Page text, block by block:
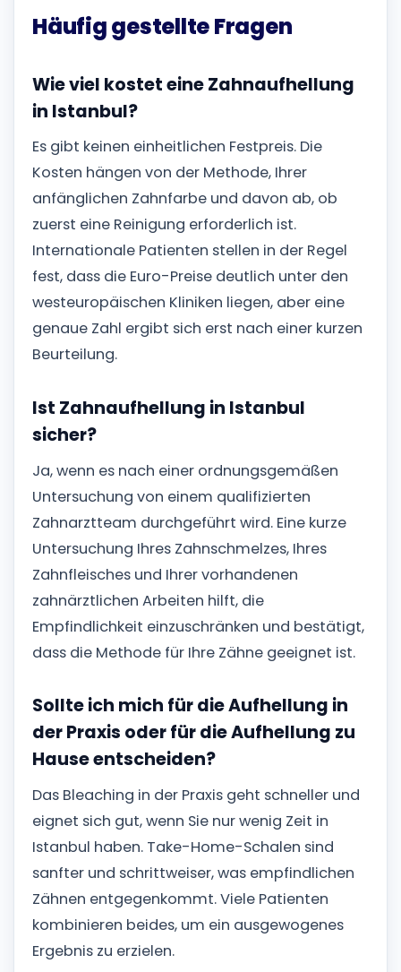
Häufig gestellte Fragen
Wie viel kostet eine Zahnaufhellung
in Istanbul?
Es gibt keinen einheitlichen Festpreis. Die
Kosten hängen von der Methode, Ihrer
anfänglichen Zahnfarbe und davon ab, ob
zuerst eine Reinigung erforderlich ist.
Internationale Patienten stellen in der Regel
fest, dass die Euro-Preise deutlich unter den
westeuropäischen Kliniken liegen, aber eine
genaue Zahl ergibt sich erst nach einer kurzen
Beurteilung.
Ist Zahnaufhellung in Istanbul
sicher?
Ja, wenn es nach einer ordnungsgemäßen
Untersuchung von einem qualifizierten
Zahnarztteam durchgeführt wird. Eine kurze
Untersuchung Ihres Zahnschmelzes, Ihres
Zahnfleisches und Ihrer vorhandenen
zahnärztlichen Arbeiten hilft, die
Empfindlichkeit einzuschränken und bestätigt,
dass die Methode für Ihre Zähne geeignet ist.
Sollte ich mich für die Aufhellung in
der Praxis oder für die Aufhellung zu
Hause entscheiden?
Das Bleaching in der Praxis geht schneller und
eignet sich gut, wenn Sie nur wenig Zeit in
Istanbul haben. Take-Home-Schalen sind
sanfter und schrittweiser, was empfindlichen
Zähnen entgegenkommt. Viele Patienten
kombinieren beides, um ein ausgewogenes
Ergebnis zu erzielen.